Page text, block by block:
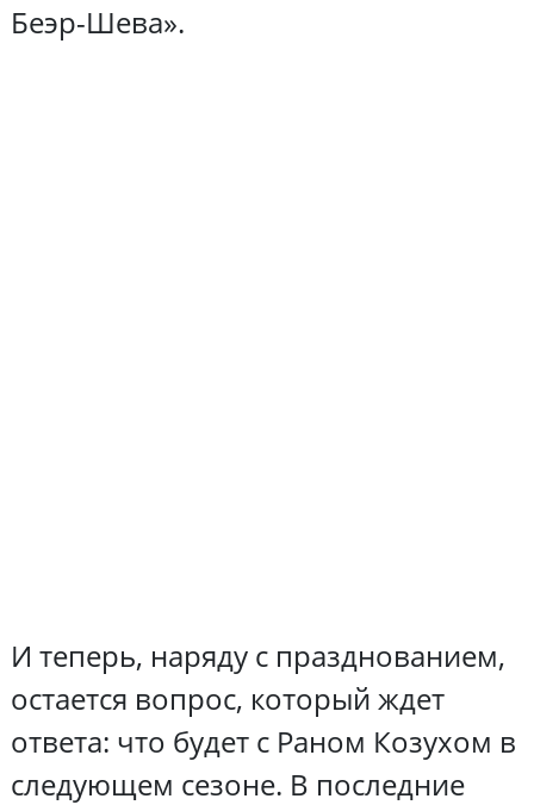
Беэр-Шева».
И теперь, наряду с празднованием,
остается вопрос, который ждет
ответа: что будет с Раном Козухом в
следующем сезоне. В последние